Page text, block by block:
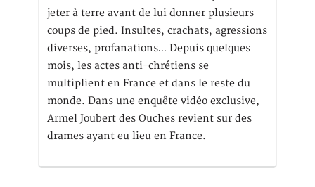
jeter à terre avant de lui donner plusieurs
coups de pied. Insultes, crachats, agressions
diverses, profanations… Depuis quelques
mois, les actes anti-chrétiens se
multiplient en France et dans le reste du
monde. Dans une enquête vidéo exclusive,
Armel Joubert des Ouches revient sur des
drames ayant eu lieu en France.